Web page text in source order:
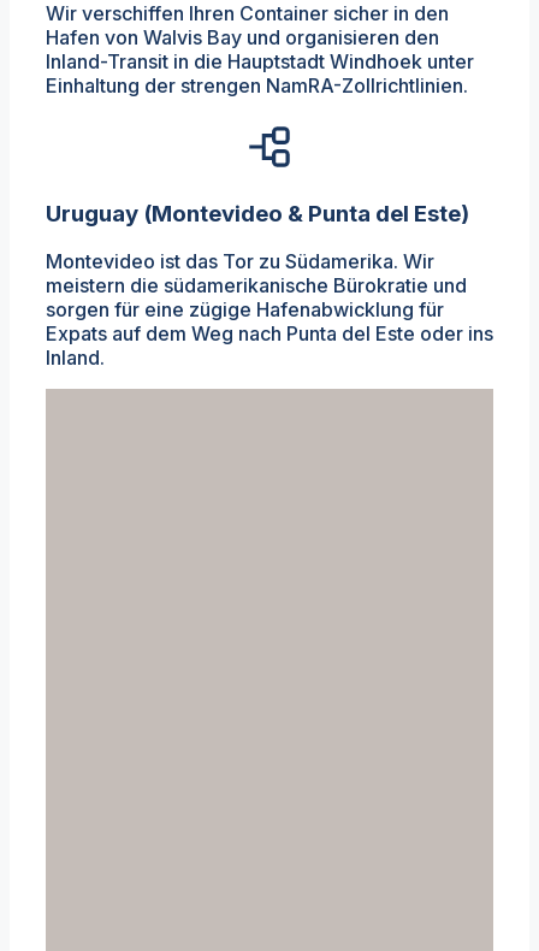
Wir verschiffen Ihren Container sicher in den
Hafen von Walvis Bay und organisieren den
Inland-Transit in die Hauptstadt Windhoek unter
Einhaltung der strengen NamRA-Zollrichtlinien.
Uruguay (Montevideo & Punta del Este)
Montevideo ist das Tor zu Südamerika. Wir
meistern die südamerikanische Bürokratie und
sorgen für eine zügige Hafenabwicklung für
Expats auf dem Weg nach Punta del Este oder ins
Inland.